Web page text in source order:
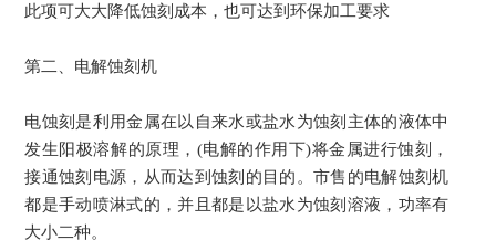
此项可大大降低蚀刻成本，也可达到环保加工要求
第二、电解蚀刻机
电蚀刻是利用金属在以自来水或盐水为蚀刻主体的液体中
发生阳极溶解的原理，(电解的作用下)将金属进行蚀刻，
接通蚀刻电源，从而达到蚀刻的目的。市售的电解蚀刻机
都是手动喷淋式的，并且都是以盐水为蚀刻溶液，功率有
大小二种。